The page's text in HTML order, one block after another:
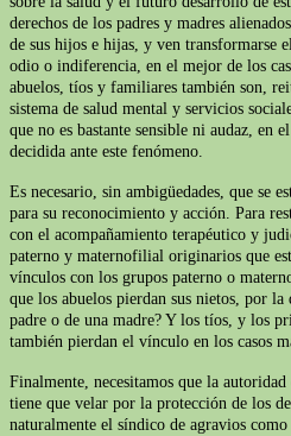
derechos de los padres y madres
de sus hijos e hijas, y ven transformarse
odio o indiferencia, en el mejor de los
abuelos, tíos y familiares también son,
sistema de salud mental y servicios
que no es bastante sensible ni audaz, en
decidida ante este fenómeno.
Es necesario, sin ambigüedades, que se
para su reconocimiento y acción. Para
con el acompañamiento terapéutico y
paterno y maternofilial originarios que
vínculos con los grupos paterno o
que los abuelos pierdan sus nietos, por
padre o de una madre? Y los tíos, y los
también pierdan el vínculo en los casos
Finalmente, necesitamos que la
tiene que velar por la protección de los
naturalmente el síndico de agravios